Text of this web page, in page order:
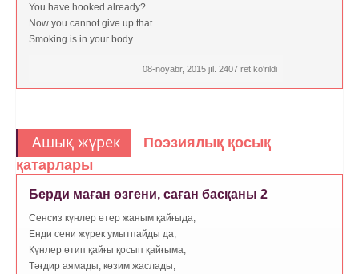
You have hooked already?
Now you cannot give up that
Smoking is in your body.
08-noyabr, 2015 jıl. 2407 ret ko'rildi
Ашық жүрек
Поэзиялық қосық
қатарлары
Берди маған өзгени, саған басқаны 2
Сенсиз күнлер өтер жаным қайғыда,
Енди сени жүрек умытпайды да,
Күнлер өтип қайғы қосып қайғыма,
Тәғдир аямады, көзим жаслады,